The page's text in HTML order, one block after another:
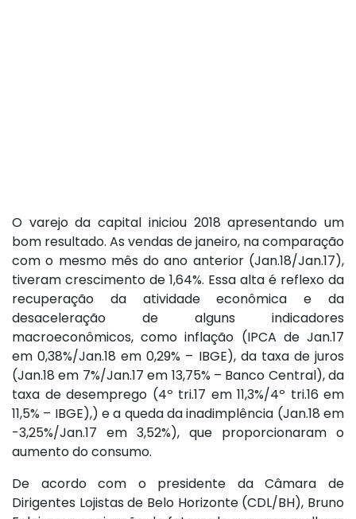
O varejo da capital iniciou 2018 apresentando um
bom resultado. As vendas de janeiro, na comparação
com o mesmo mês do ano anterior (Jan.18/Jan.17),
tiveram crescimento de 1,64%. Essa alta é reflexo da
recuperação da atividade econômica e da
desaceleração de alguns indicadores
macroeconômicos, como inflação (IPCA de Jan.17
em 0,38%/Jan.18 em 0,29% – IBGE), da taxa de juros
(Jan.18 em 7%/Jan.17 em 13,75% – Banco Central), da
taxa de desemprego (4º tri.17 em 11,3%/4º tri.16 em
11,5% – IBGE),) e a queda da inadimplência (Jan.18 em
-3,25%/Jan.17 em 3,52%), que proporcionaram o
aumento do consumo.
De acordo com o presidente da Câmara de
Dirigentes Lojistas de Belo Horizonte (CDL/BH), Bruno